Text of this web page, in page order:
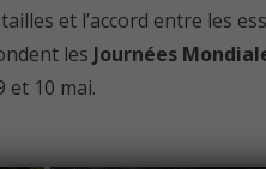
et l’accord entre les
les Journées
et 10 mai.